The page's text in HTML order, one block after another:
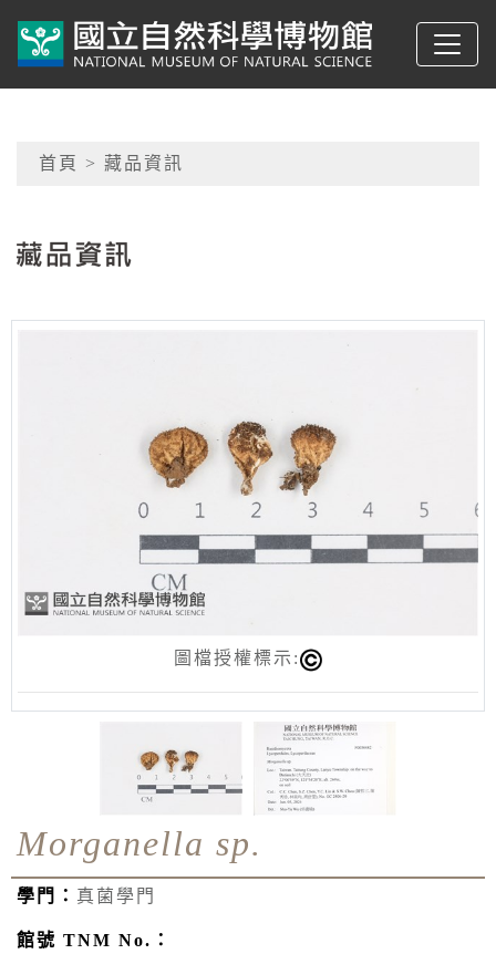
典藏網-國立自然科學
網頁導覽
首頁 > 藏品資訊
圖檔授權標示:
Morganella sp.
學門： 真菌學門
館號 TNM No.：